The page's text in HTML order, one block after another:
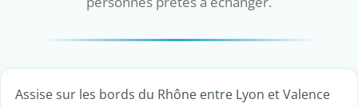
Assise sur les bords du Rhône entre Lyon et Valence